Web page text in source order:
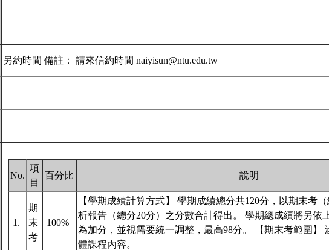
另約時間 備註： 請來信約時間 naiyisun@ntu.edu.tw
No.
項
目
百分比 說明
1.
期
末
考
100%
【學期成績計算方式】 學期成績總分共120分，以期末考
析報告（總分20分）之分數合計得出。 學期總成績將另依
為加分，並視需要統一調整，最高98分。 【期末考範圍】
體課程內容。